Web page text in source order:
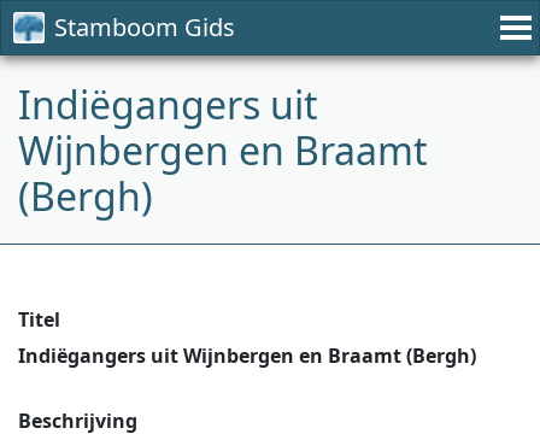
Stamboom Gids
Indiëgangers uit
Wijnbergen en Braamt
(Bergh)
Titel
Indiëgangers uit Wijnbergen en Braamt (Bergh)
Beschrijving